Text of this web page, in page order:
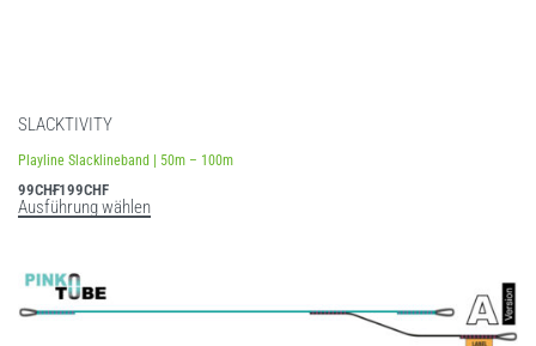
SLACKTIVITY
Playline Slacklineband | 50m – 100m
99CHF199CHF
Ausführung wählen